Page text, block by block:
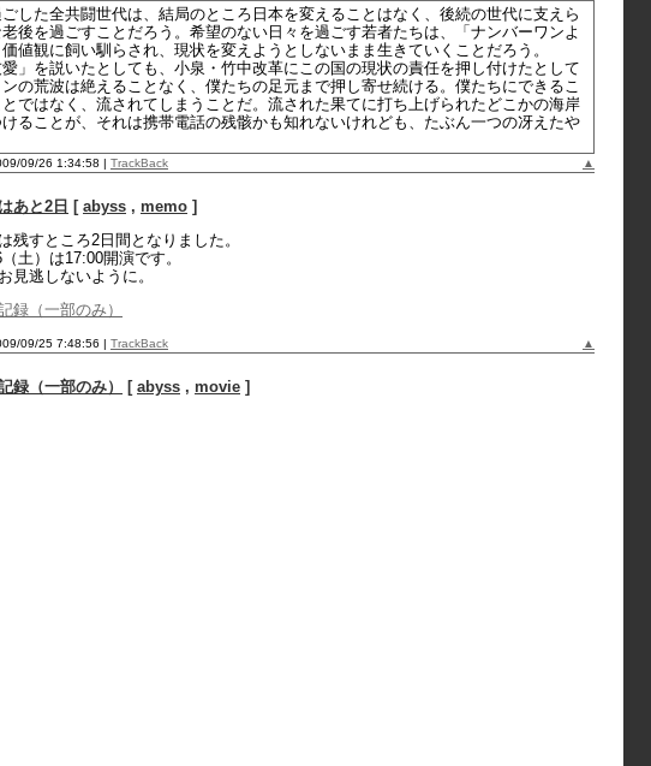
した全共闘世代は、結局のところ日本を変えることはなく、後続の世代に支えら
後を過ごすことだろう。希望のない日々を過ごす若者たちは、「ナンバーワンよ
値観に飼い馴らされ、現状を変えようとしないまま生きていくことだろう。
」を説いたとしても、小泉・竹中改革にこの国の現状の責任を押し付けたとして
の荒波は絶えることなく、僕たちの足元まで押し寄せ続ける。僕たちにできるこ
ではなく、流されてしまうことだ。流された果てに打ち上げられたどこかの海岸
ることが、それは携帯電話の残骸かも知れないけれども、たぶん一つの冴えたや
09/26 1:34:58 | TrackBack ▲
あと2日 [ abyss , memo ]
は残すところ2日間となりました。
土）は17:00開演です。
見逃しないように。
録（一部のみ）
09/25 7:48:56 | TrackBack ▲
録（一部のみ） [ abyss , movie ]